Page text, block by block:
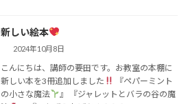
新しい絵本
2024年10月8日
こんにちは、講師の要田です。お教室の本棚に
新しい本を3冊追加しました
『ペパーミント
の小さな魔法
』 『ジャレットとバラの谷の魔